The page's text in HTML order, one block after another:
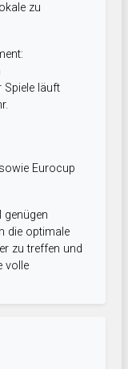
zu
Spiele läuft
Eurocup
genügen
die optimale
zu treffen und
volle